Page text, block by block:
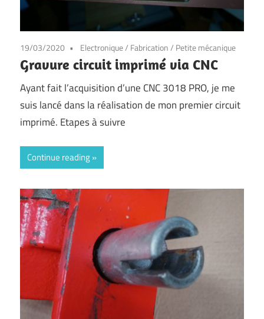
19/03/2020 Electronique/ Fabrication/ Petite mécanique
Gravure circuit imprimé via CNC
Ayant fait l’acquisition d’une CNC 3018 PRO, je me
suis lancé dans la réalisation de mon premier circuit
imprimé. Etapes à suivre
Continue reading